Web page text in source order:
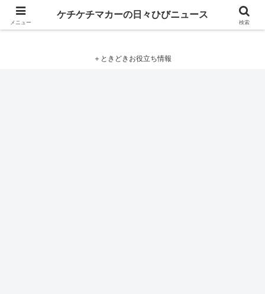
ケチケチマカーの日々ひびニュース
＋ときどきお役立ち情報
メニュー
ケチケチマカーの日々ひびニュース
検索